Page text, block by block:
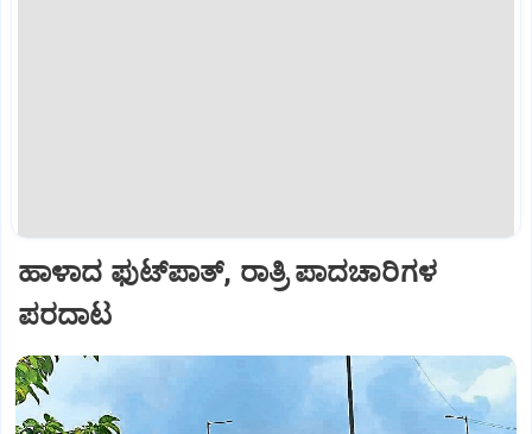
ಹಾಳಾದ ಫುಟ್‌ಪಾತ್, ರಾತ್ರಿ ಪಾದಚಾರಿಗಳ
ಪರದಾಟ